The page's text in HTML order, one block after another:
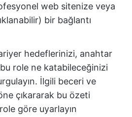
web sitenize veya
bir bağlantı
hedeflerinizi, anahtar
role ne katabileceğinizi
İlgili beceri ve
çıkararak bu özeti
göre uyarlayın